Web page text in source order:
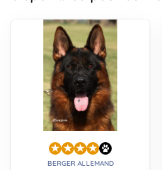
Services
Assurances
Connexion
BERGER ALLEMAND